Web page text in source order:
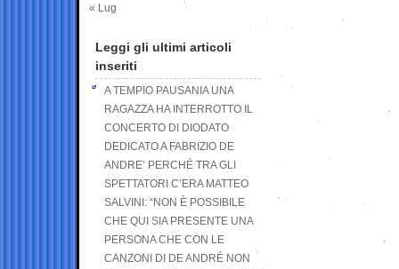
« Lug
Leggi gli ultimi articoli
inseriti
A TEMPIO PAUSANIA UNA
RAGAZZA HA INTERROTTO IL
CONCERTO DI DIODATO
DEDICATO A FABRIZIO DE
ANDRE’ PERCHÉ TRA GLI
SPETTATORI C’ERA MATTEO
SALVINI: “NON È POSSIBILE
CHE QUI SIA PRESENTE UNA
PERSONA CHE CON LE
CANZONI DI DE ANDRÉ NON